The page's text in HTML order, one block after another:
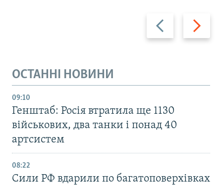
Назад Вперед
ОСТАННІ НОВИНИ
09:10
Генштаб: Росія втратила ще 1130
військових, два танки і понад 40
артсистем
08:22
Сили РФ вдарили по багатоповерхівках